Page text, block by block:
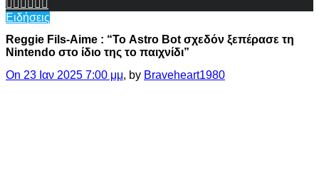
Ειδήσεις
Reggie Fils-Aime : “Το Astro Bot σχεδόν ξεπέρασε τη
Nintendo στο ίδιο της το παιχνίδι”
On 23 Ιαν 2025 7:00 μμ, by Braveheart1980